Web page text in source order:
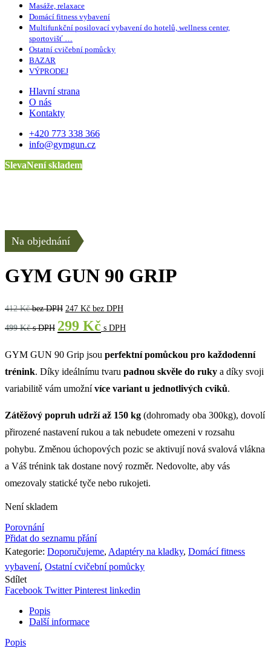
Masáže, relaxace
Domácí fitness vybavení
Multifunkční posilovací vybavení do hotelů, wellness center,
sportovišť …
Ostatní cvičební pomůcky
BAZAR
VÝPRODEJ
Hlavní strana
O nás
Kontakty
+420 773 338 366
info@gymgun.cz
SlevaNení skladem
Na objednání
GYM GUN 90 GRIP
412Kčbez DPH 247 Kč bez DPH
499Kčs DPH 299 Kč s DPH
GYM GUN 90 Grip jsou perfektní pomůckou pro každodenní
trénink. Díky ideálnímu tvaru padnou skvěle do ruky a díky svoji
variabilitě vám umožnívíce variant u jednotlivých cviků.
Zátěžový popruh udrží až 150 kg (dohromady oba 300kg), dovolí
přirozené nastavení rukou a tak nebudete omezeni v rozsahu
pohybu. Změnou úchopových pozic se aktivují nová svalová vlákna
a Váš trénink tak dostane nový rozměr. Nedovolte, aby vás
omezovaly statické tyče nebo rukojeti.
Není skladem
Porovnání
Přidat do seznamu přání
Kategorie: Doporučujeme, Adaptéry na kladky, Domácí fitness
vybavení, Ostatní cvičební pomůcky
Sdílet
Facebook Twitter Pinterest linkedin
Popis
Další informace
Popis